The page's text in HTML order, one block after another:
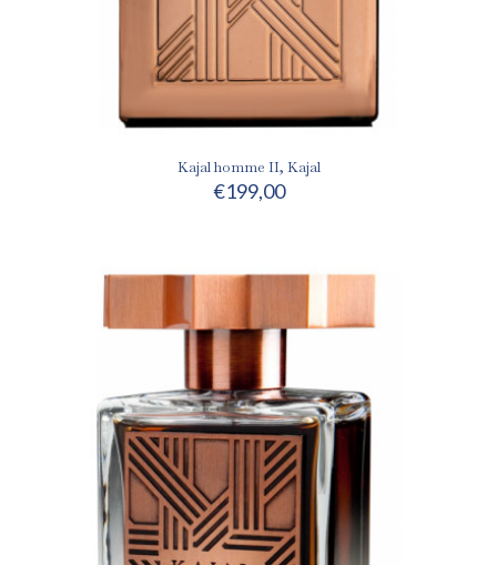
Kajal homme II, Kajal
€199,00